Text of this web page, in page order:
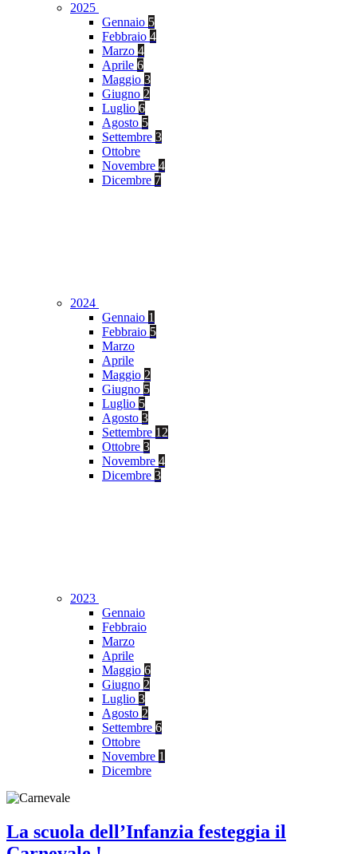
2025
Gennaio 5
Febbraio 4
Marzo 4
Aprile 6
Maggio 3
Giugno 2
Luglio 6
Agosto 5
Settembre 3
Ottobre
Novembre 4
Dicembre 7
2024
Gennaio 1
Febbraio 5
Marzo
Aprile
Maggio 2
Giugno 5
Luglio 5
Agosto 3
Settembre 12
Ottobre 3
Novembre 4
Dicembre 3
2023
Gennaio
Febbraio
Marzo
Aprile
Maggio 6
Giugno 2
Luglio 3
Agosto 2
Settembre 6
Ottobre
Novembre 1
Dicembre
La scuola dell’Infanzia festeggia il